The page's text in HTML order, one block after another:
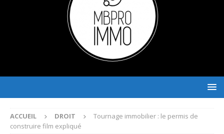
ACCUEIL DROIT
Tournage immobilier : le permis de
construire film expliqué